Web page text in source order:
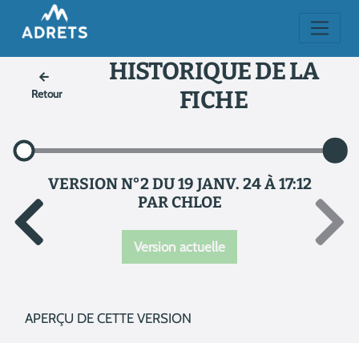
Retour
HISTORIQUE DE LA
FICHE
VERSION N°2 DU 19 JANV. 24 À 17:12
PAR CHLOE
Version actuelle
APERÇU DE CETTE VERSION